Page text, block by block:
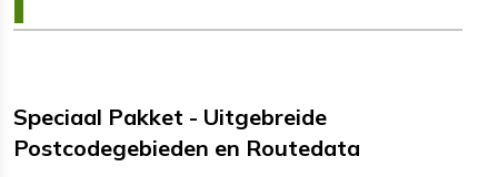
Speciaal Pakket - Uitgebreide
Postcodegebieden en Routedata